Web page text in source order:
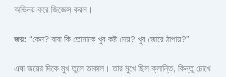
অভিনয় করে জিজ্ঞেস করল।
জয়: “কেন? বাবা কি তোমাকে খুব কষ্ট দেয়? খুব জোরে ঠাপায়?”
এষা জয়ের দিকে মুখ তুলে তাকাল। তার মুখে ছিল ক্লান্তি, কিন্তু চোখে